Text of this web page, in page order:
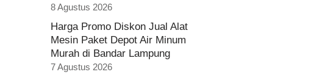
8 Agustus 2026
Harga Promo Diskon Jual Alat
Mesin Paket Depot Air Minum
Murah di Bandar Lampung
7 Agustus 2026